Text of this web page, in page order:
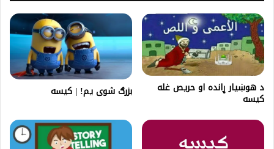
د هوښیار ړانده او حریص غله
کیسه بزرګ شوی یم! | کیسه